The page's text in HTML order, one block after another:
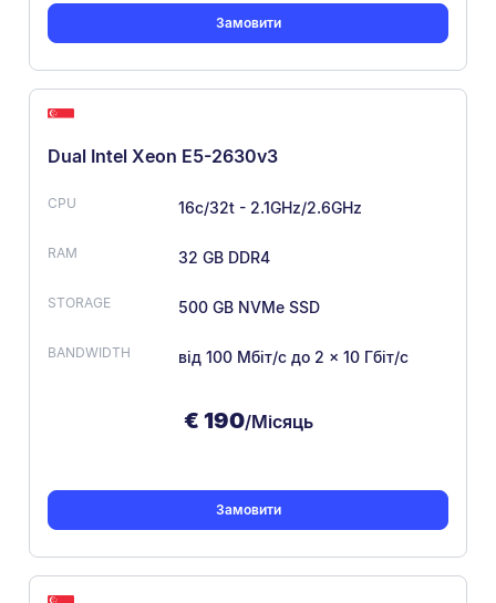
Замовити
Dual Intel Xeon E5-2630v3
16c/32t - 2.1GHz/2.6GHz
32 GB DDR4
500 GB NVMe SSD
від 100 Мбіт/с до 2 × 10 Гбіт/с
€ 190/Місяць
Замовити